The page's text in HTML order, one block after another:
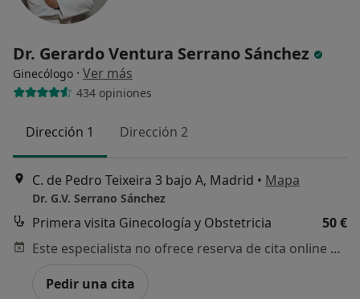
Dr. Gerardo Ventura Serrano Sánchez
Ginecólogo · Ver más
434 opiniones
Dirección 1 Dirección 2
C. de Pedro Teixeira 3 bajo A, Madrid • Mapa
Dr. G.V. Serrano Sánchez
Primera visita Ginecología y Obstetricia
50 €
Este especialista no ofrece reserva de cita online en esta dirección.
Pedir una cita